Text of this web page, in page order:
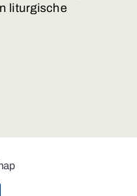
liturgische